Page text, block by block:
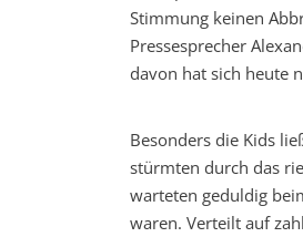
Stimmung keinen
Pressesprecher
davon hat sich heute
Besonders die Kids
stürmten durch das
warteten geduldig
waren. Verteilt auf